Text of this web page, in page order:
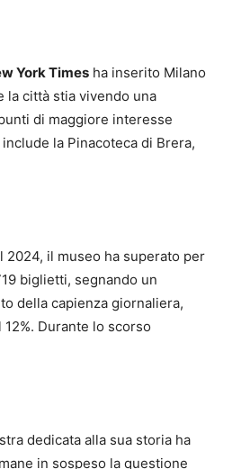
York Times ha inserito Milano
la città stia vivendo una
di maggiore interesse
la Pinacoteca di Brera,
il museo ha superato per
biglietti, segnando un
della capienza giornaliera,
Durante lo scorso
dedicata alla sua storia ha
in sospeso la questione